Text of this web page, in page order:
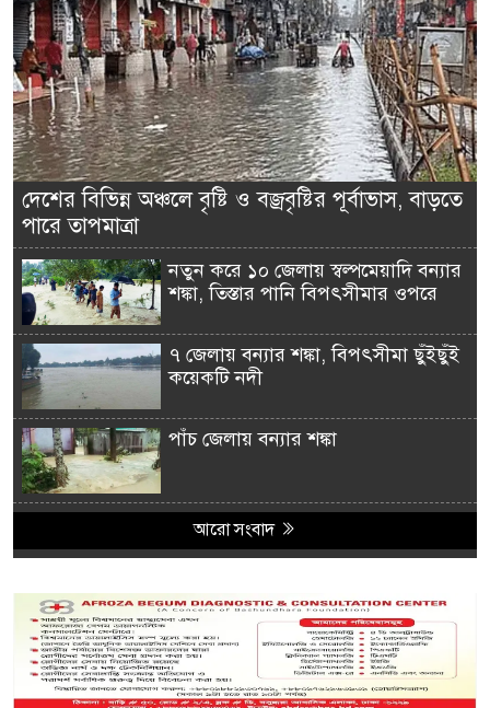
দেশের বিভিন্ন অঞ্চলে বৃষ্টি ও বজ্রবৃষ্টির পূর্বাভাস, বাড়তে
পারে তাপমাত্রা
নতুন করে ১০ জেলায় স্বল্পমেয়াদি বন্যার
শঙ্কা, তিস্তার পানি বিপৎসীমার ওপরে
৭ জেলায় বন্যার শঙ্কা, বিপৎসীমা ছুঁইছুঁই
কয়েকটি নদী
পাঁচ জেলায় বন্যার শঙ্কা
আরো সংবাদ